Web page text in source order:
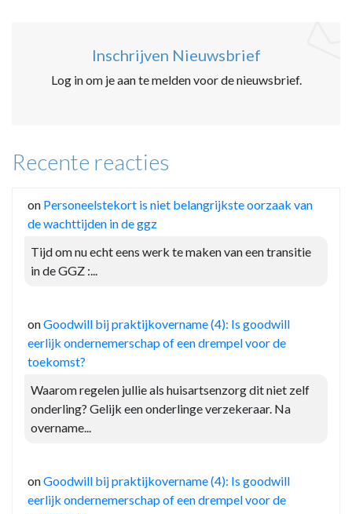
Inschrijven Nieuwsbrief
Log in om je aan te melden voor de nieuwsbrief.
Recente reacties
on Personeelstekort is niet belangrijkste oorzaak van
de wachttijden in de ggz
Tijd om nu echt eens werk te maken van een transitie
in de GGZ :...
onGoodwill bij praktijkovername (4): Is goodwill
eerlijk ondernemerschap of een drempel voor de
toekomst?
Waarom regelen jullie als huisartsenzorg dit niet zelf
onderling? Gelijk een onderlinge verzekeraar. Na
overname...
onGoodwill bij praktijkovername (4): Is goodwill
eerlijk ondernemerschap of een drempel voor de